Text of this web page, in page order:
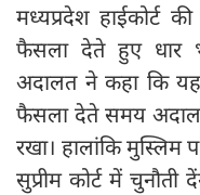
मध्यप्रदेश हाईकोर्ट
फैसला देते हुए धार
अदालत ने कहा कि
फैसला देते समय अदालत
रखा। हालांकि मुस्लिम
सुप्रीम कोर्ट में